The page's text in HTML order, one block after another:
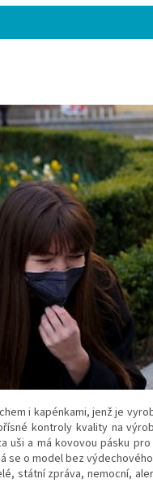
i kapénkami, jenž je
kontroly kvality na
a má kovovou pásku
o model bez
státní zpráva, nemocní,